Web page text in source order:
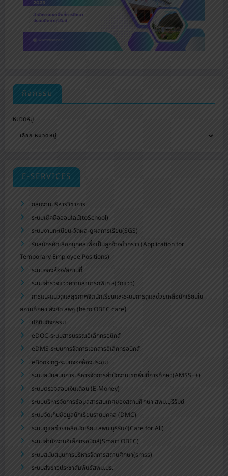
กิจกรรม
หมวดหมู่
E-SERVICES
กลุ่มงานบริหารวิชาการ
ระบบเช็คชื่อออนไลน์(toSchool)
ระบบงานทะเบียน-วัดผล-ดูผลการเรียน(SGS)
รับสมัครคัดเลือกบุคคลเพื่อเป็นลูกจ้างชั่วคราว (Application for
Temporary Employee Positions)
ระบบจองห้อง/สถานที่
ระบบสำรวจแววความสามารถพิเศษ(วัดแวว)
การแนะแนวดูแลสุขภาพจิตนักเรียนและระบบการดูแลช่วยเหลือนักเรียนใน
สถานศึกษา สังกัด สพฐ.(hero OBEC care)
ปฏิทินกิจกรรม
eDOC-ระบบสารบรรณอิเล็กทรอนิกส์
eDMS-ระบบการจัดการเอกสารอิเล็กทรอนิกส์
eBooking-ระบบจองห้องประชุม
ระบบสนับสนุนการบริหารจัดการสำนักงานเขตพื้นที่การศึกษา(AMSS++)
ระบบตรวจสอบเงินเดือน (E-Money)
ระบบบริหารจัดการข้อมูลสารสนเทศของสถานศึกษา สพม.บุรีรัมย์
ระบบจัดเก็บข้อมูลนักเรียนรายบุคคล (DMC)
ระบบดูแลช่วยเหลือนักเรียน สพม.บุรีรัมย์(Care for All)
ระบบสำนักงานอิเล็กทรอนิกส์(Smart OBEC)
ระบบสนับสนุนการบริหารจัดการสถานศึกษา(smss)
ระบบส่งข่าวประชาสัมพันธ์สพม.บร.